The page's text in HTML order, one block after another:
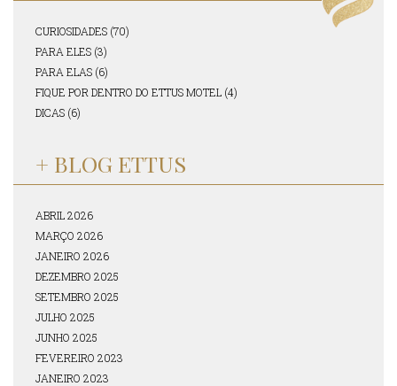
CURIOSIDADES (70)
PARA ELES (3)
PARA ELAS (6)
FIQUE POR DENTRO DO ETTUS MOTEL (4)
DICAS (6)
+ BLOG ETTUS
ABRIL 2026
MARÇO 2026
JANEIRO 2026
DEZEMBRO 2025
SETEMBRO 2025
JULHO 2025
JUNHO 2025
FEVEREIRO 2023
JANEIRO 2023